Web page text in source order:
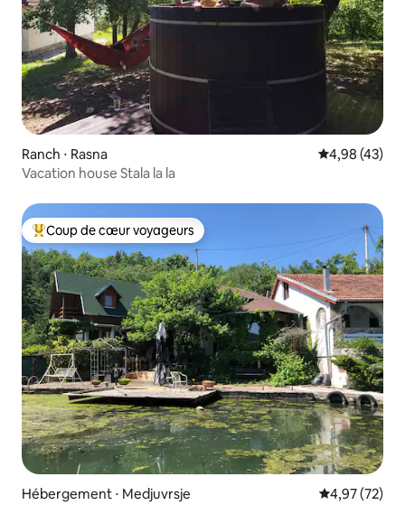
Ranch ⋅ Rasna Évaluation
4,98 (43)
Vacation house Stala la la
Coups de cœur voyageurs les plus appréciés
Coup de cœur voyageurs
Hébergement ⋅ Medjuvrsje Évaluation
4,97 (72)